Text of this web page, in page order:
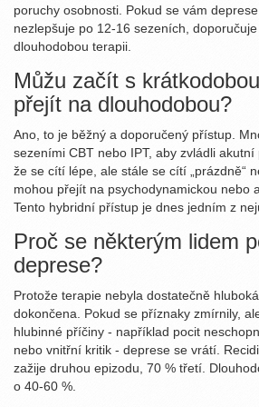
poruchy osobnosti. Pokud se vám
nezlepšuje po 12-16 sezeních,
dlouhodobou terapii.
Můžu začít s
přejít na dlouhodobou?
Ano, to je běžný a doporučený přístup.
sezeními CBT nebo IPT, aby zvládli
že se cítí lépe, ale stále se cítí „prázdně“
mohou přejít na psychodynamickou nebo
Tento hybridní přístup je dnes jedním z
Proč se některým lidem
deprese?
Protože terapie nebyla dostatečně
dokončena. Pokud se příznaky zmírnily,
hlubinné příčiny - například pocit
nebo vnitřní kritik - deprese se vrátí.
zažije druhou epizodu, 70 % třetí.
o 40-60 %.